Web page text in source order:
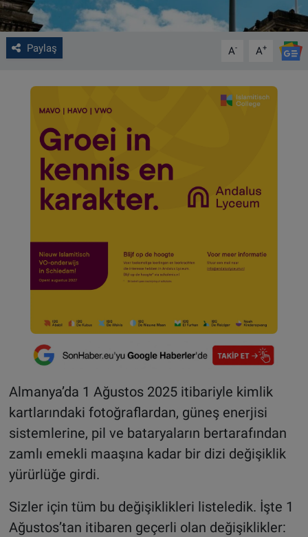
Paylaş A- A+
Almanya’da 1 Ağustos 2025 itibariyle kimlik
kartlarındaki fotoğraflardan, güneş enerjisi
sistemlerine, pil ve bataryaların bertarafından
zamlı emekli maaşına kadar bir dizi değişiklik
yürürlüğe girdi.
Sizler için tüm bu değişiklikleri listeledik. İşte 1
Ağustos’tan itibaren geçerli olan değişiklikler:
CONTACT
Çerez Politikası